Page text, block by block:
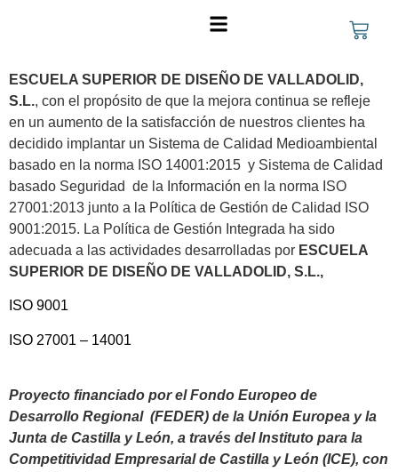
ESCUELA SUPERIOR DE DISEÑO DE VALLADOLID,
S.L., con el propósito de que la mejora continua se refleje
en un aumento de la satisfacción de nuestros clientes ha
decidido implantar un Sistema de Calidad Medioambiental
basado en la norma ISO 14001:2015 y Sistema de Calidad
basado Seguridad de la Información en la norma ISO
27001:2013 junto a la Política de Gestión de Calidad ISO
9001:2015. La Política de Gestión Integrada ha sido
adecuada a las actividades desarrolladas por ESCUELA
SUPERIOR DE DISEÑO DE VALLADOLID, S.L.,
ISO 9001
ISO 27001 – 14001
Proyecto financiado por el Fondo Europeo de
Desarrollo Regional (FEDER) de la Unión Europea y la
Junta de Castilla y León, a través del Instituto para la
Competitividad Empresarial de Castilla y León (ICE), con